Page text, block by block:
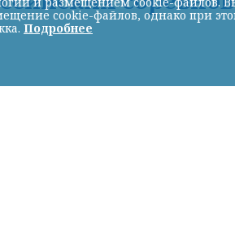
cookie-файлов, однако при
Подробнее